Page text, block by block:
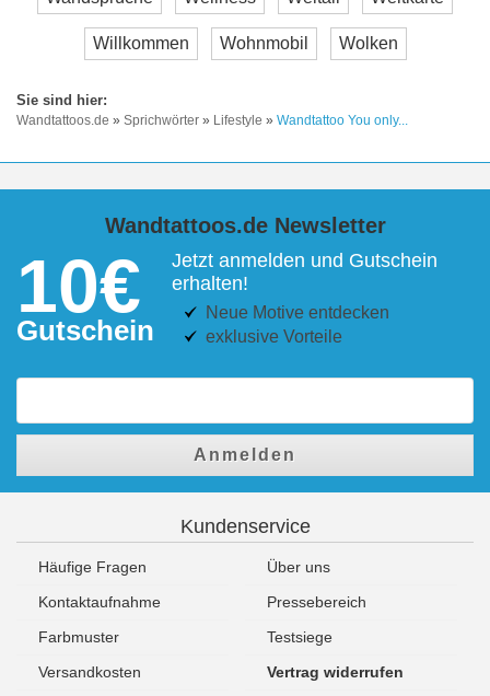
Willkommen Wohnmobil Wolken
Wandtattoos.de » Sprichwörter » Lifestyle » Wandtattoo You only...
Wandtattoos.de Newsletter
10€
Gutschein
Jetzt anmelden und Gutschein
erhalten!
Neue Motive entdecken
exklusive Vorteile
Anmelden
Kundenservice
Häufige Fragen
Über uns
Kontaktaufnahme
Pressebereich
Farbmuster
Testsiege
Versandkosten
Vertrag widerrufen